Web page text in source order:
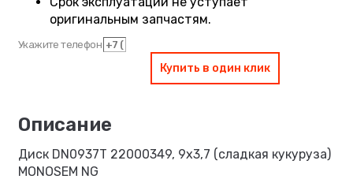
оригинальным запчастям.
Укажите телефон
Купить в один клик
Диск DN0937T 22000349, 9х3,7 (сладкая кукуруза)
MONOSEM NG